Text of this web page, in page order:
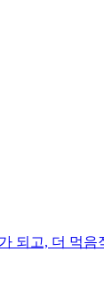
되고, 더 먹